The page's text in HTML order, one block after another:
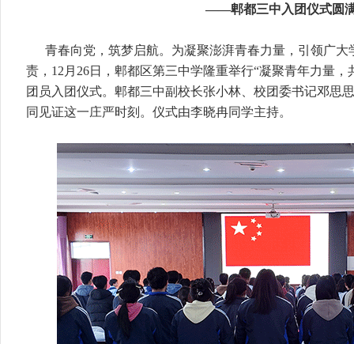
——郫都三中入团仪式圆
青春向党，筑梦启航。为凝聚澎湃青春力量，引领广
责，12月26日，郫都区第三中学隆重举行“凝聚青年力量，
团员入团仪式。郫都三中副校长张小林、校团委书记邓思
同见证这一庄严时刻。仪式由李晓冉同学主持。